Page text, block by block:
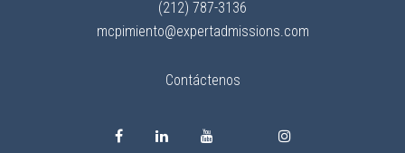
(212) 787-3136
mcpimiento@expertadmissions.com
Contáctenos